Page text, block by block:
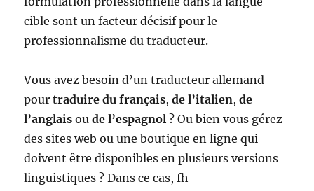
cible sont un facteur décisif pour le
professionnalisme du traducteur.
Vous avez besoin d’un traducteur allemand
pourtraduire du français,de l’italien,de
l’anglais oude l’espagnol ? Ou bien vous gérez
des sites web ou une boutique en ligne qui
doivent être disponibles en plusieurs versions
linguistiques ? Dans ce cas, fh-